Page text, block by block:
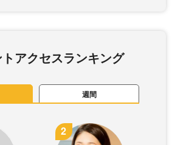
アクセスランキング
週間